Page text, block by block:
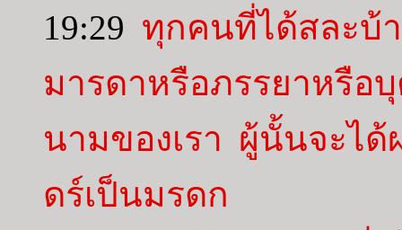
19:29 ทุกคนที่ได้สละบ้
มารดาหรือภรรยาหรื
นามของเรา ผู้นั้นจะไ
ดร์เป็นมรดก